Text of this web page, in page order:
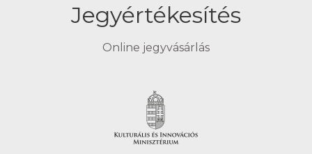
Jegyértékesítés
Online jegyvásárlás